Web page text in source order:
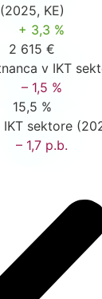
(2025, KE)
+ 3,3 %
2 615 €
v IKT
– 1,5 %
15,5 %
sektore
– 1,7 p.b.